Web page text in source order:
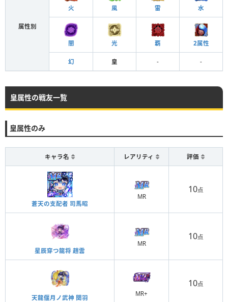
属性別
火 風 雷 水
闇 光 覇 2属性
幻 皇 - -
皇属性の戦友一覧
皇属性のみ
キャラ名 レアリティ 評価
蒼天の支配者 司馬昭
MR
10点
星辰穿つ龍将 趙雲
MR
10点
天龍偃月ノ武神 関羽
MR+
10点